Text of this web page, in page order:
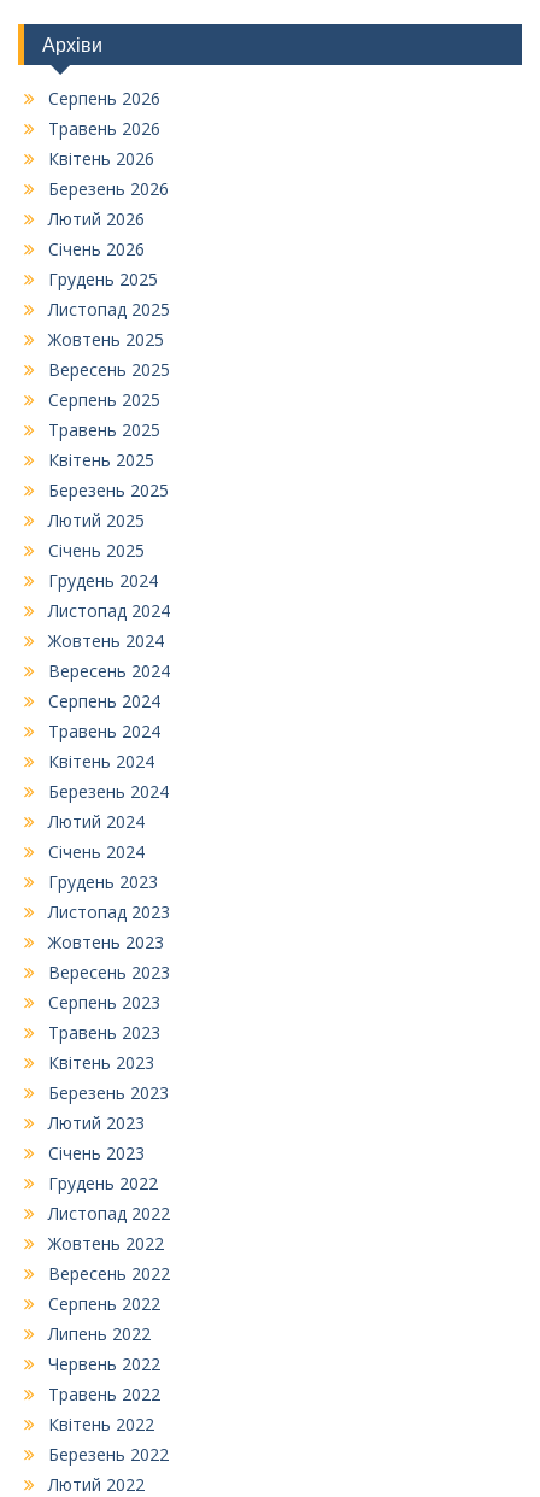
Архіви
Серпень 2026
Травень 2026
Квітень 2026
Березень 2026
Лютий 2026
Січень 2026
Грудень 2025
Листопад 2025
Жовтень 2025
Вересень 2025
Серпень 2025
Травень 2025
Квітень 2025
Березень 2025
Лютий 2025
Січень 2025
Грудень 2024
Листопад 2024
Жовтень 2024
Вересень 2024
Серпень 2024
Травень 2024
Квітень 2024
Березень 2024
Лютий 2024
Січень 2024
Грудень 2023
Листопад 2023
Жовтень 2023
Вересень 2023
Серпень 2023
Травень 2023
Квітень 2023
Березень 2023
Лютий 2023
Січень 2023
Грудень 2022
Листопад 2022
Жовтень 2022
Вересень 2022
Серпень 2022
Липень 2022
Червень 2022
Травень 2022
Квітень 2022
Березень 2022
Лютий 2022